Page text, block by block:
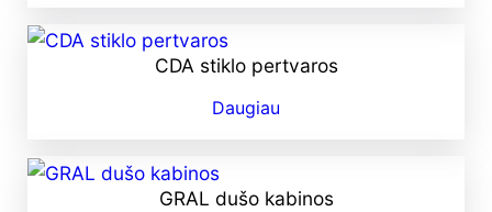
CDA stiklo pertvaros
Daugiau
GRAL dušo kabinos